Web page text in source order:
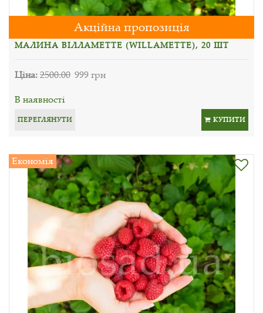
Акційна пропозиція
МАЛИНА ВІЛЛАМЕТТЕ (WILLAMETTE), 20 ШТ
Ціна:2500.00 999 грн
В наявності
ПЕРЕГЛЯНУТИ КУПИТИ
Економія